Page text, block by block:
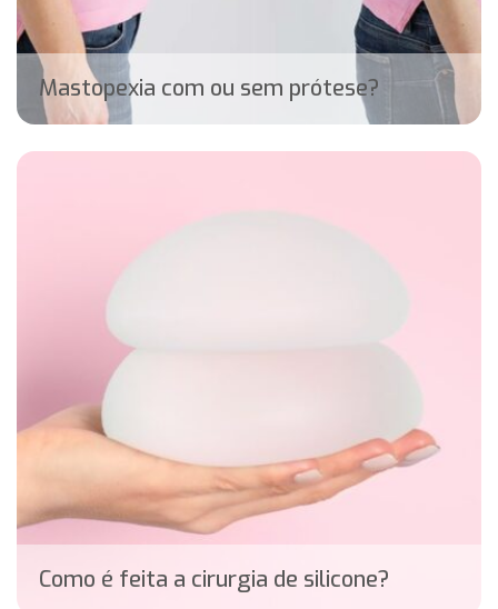
Mastopexia com ou sem prótese?
Como é feita a cirurgia de silicone?